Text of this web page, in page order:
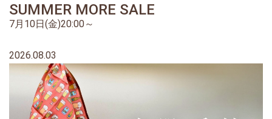
SUMMER MORE SALE
7月10日(金)20:00～
2026.08.03